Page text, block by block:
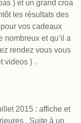
) et un grand croa
les résultats des
vos cadeaux
nombreux et qu’il a
rendez vous vous
videos ) .
2015 : affiche et
. Suite à un